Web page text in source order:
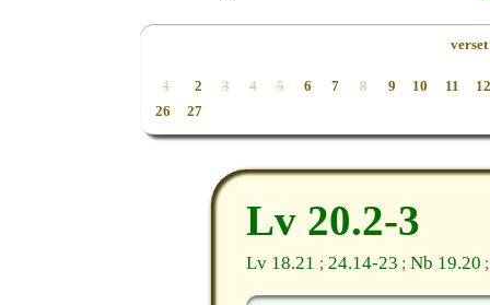
verset
1 2 3 4 5 6 7 8 9 10 11
12
26
27
Lv 20.2-3
Lv 18.21 ; 24.14-23 ; Nb 19.20